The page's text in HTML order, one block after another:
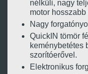
nélküli, nagy
motor
Nagy
QuickIN tömör
keménybetétes
szorítóerővel.
Elektronikus